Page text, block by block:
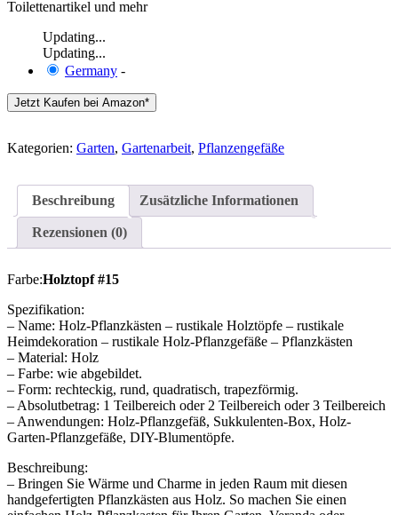
Toilettenartikel und mehr
Updating...
Updating...
Germany -
Jetzt Kaufen bei Amazon*
Kategorien: Garten, Gartenarbeit, Pflanzengefäße
Beschreibung Zusätzliche Informationen
Rezensionen (0)
Farbe:Holztopf #15
Spezifikation:
– Name: Holz-Pflanzkästen – rustikale Holztöpfe – rustikale
Heimdekoration – rustikale Holz-Pflanzgefäße – Pflanzkästen
– Material: Holz
– Farbe: wie abgebildet.
– Form: rechteckig, rund, quadratisch, trapezförmig.
– Absolutbetrag: 1 Teilbereich oder 2 Teilbereich oder 3 Teilbereich
– Anwendungen: Holz-Pflanzgefäß, Sukkulenten-Box, Holz-
Garten-Pflanzgefäße, DIY-Blumentöpfe.
Beschreibung:
– Bringen Sie Wärme und Charme in jeden Raum mit diesen
handgefertigten Pflanzkästen aus Holz. So machen Sie einen